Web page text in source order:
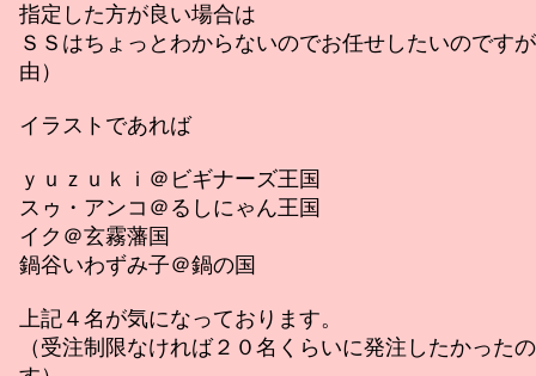
指定した方が良い場合は
ＳＳはちょっとわからないのでお任せしたいのです
由）
イラストであれば
ｙｕｚｕｋｉ＠ビギナーズ王国
スゥ・アンコ＠るしにゃん王国
イク＠玄霧藩国
鍋谷いわずみ子＠鍋の国
上記４名が気になっております。
（受注制限なければ２０名くらいに発注したかった